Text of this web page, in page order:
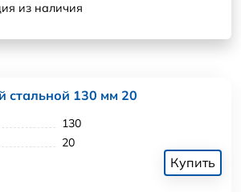
из наличия
стальной 130 мм 20
130
20
Купить